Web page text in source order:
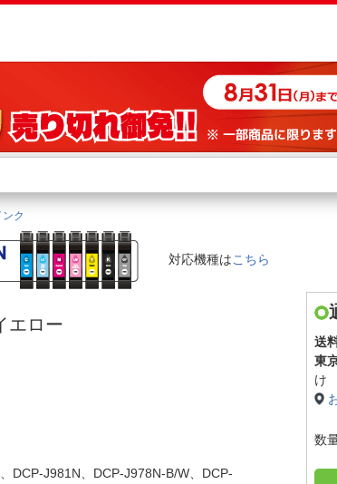
店舗サービス
ネット取り置き
ク
対応機種はこちら
エロー
DCP-J981N、DCP-J978N-B/W、DCP-
送
東
け
数